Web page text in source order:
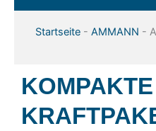
Startseite -AMMANN -
KOMPAKTE